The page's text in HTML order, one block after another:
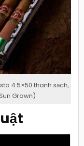
4.5×50 thanh sạch,
Grown)